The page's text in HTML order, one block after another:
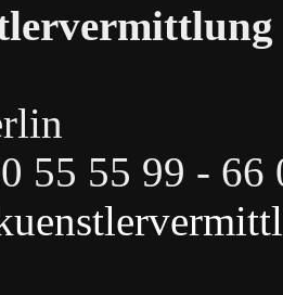
55 55 99 - 66